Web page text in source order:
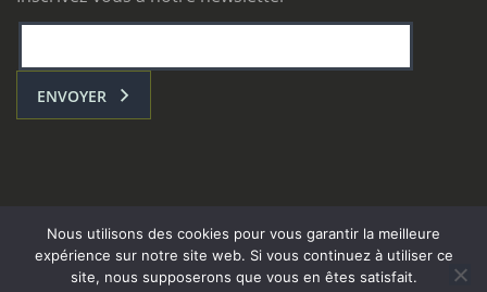
ENVOYER
Nous utilisons des cookies pour vous garantir la meilleure
expérience sur notre site web. Si vous continuez à utiliser ce
site, nous supposerons que vous en êtes satisfait.